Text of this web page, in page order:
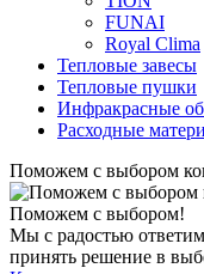
FUNAI
Royal Clima
Тепловые завесы
Тепловые пушки
Инфракрасные
Расходные
Поможем с выбором
Поможем с выбором!
Мы с радостью
принять решение в